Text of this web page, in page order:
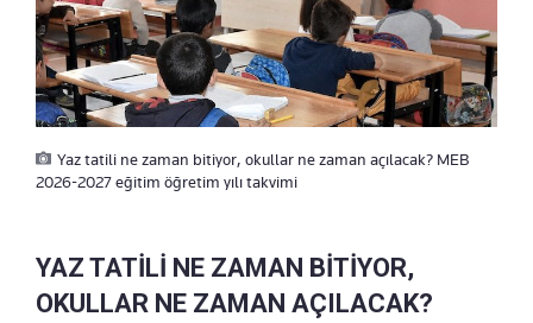
Yaz tatili ne zaman bitiyor, okullar ne zaman açılacak? MEB
2026-2027 eğitim öğretim yılı takvimi
YAZ TATİLİ NE ZAMAN BİTİYOR,
OKULLAR NE ZAMAN AÇILACAK?